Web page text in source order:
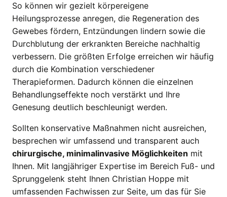
So können wir gezielt körpereigene
Heilungsprozesse anregen, die Regeneration des
Gewebes fördern, Entzündungen lindern sowie die
Durchblutung der erkrankten Bereiche nachhaltig
verbessern. Die größten Erfolge erreichen wir häufig
durch die Kombination verschiedener
Therapieformen. Dadurch können die einzelnen
Behandlungseffekte noch verstärkt und Ihre
Genesung deutlich beschleunigt werden.
Sollten konservative Maßnahmen nicht ausreichen,
besprechen wir umfassend und transparent auch
chirurgische, minimalinvasive Möglichkeiten mit
Ihnen. Mit langjähriger Expertise im Bereich Fuß- und
Sprunggelenk steht Ihnen Christian Hoppe mit
umfassenden Fachwissen zur Seite, um das für Sie